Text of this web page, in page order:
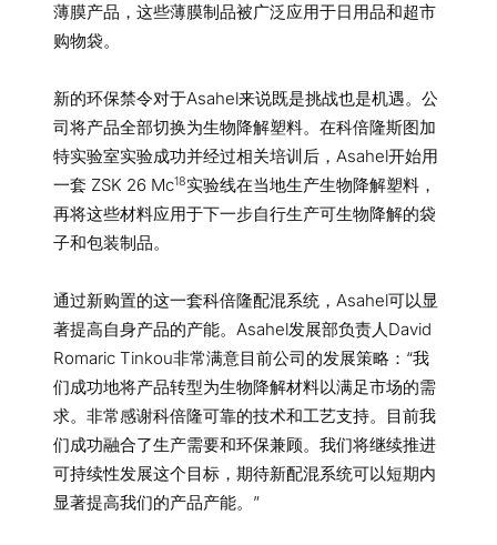
薄膜产品，这些薄膜制品被广泛应用于日用品和超市
购物袋。
新的环保禁令对于Asahel来说既是挑战也是机遇。公
司将产品全部切换为生物降解塑料。在科倍隆斯图加
特实验室实验成功并经过相关培训后，Asahel开始用
一套 ZSK 26 Mc18实验线在当地生产生物降解塑料，
再将这些材料应用于下一步自行生产可生物降解的袋
子和包装制品。
通过新购置的这一套科倍隆配混系统，Asahel可以显
著提高自身产品的产能。Asahel发展部负责人David
Romaric Tinkou非常满意目前公司的发展策略：“我
们成功地将产品转型为生物降解材料以满足市场的需
求。非常感谢科倍隆可靠的技术和工艺支持。目前我
们成功融合了生产需要和环保兼顾。我们将继续推进
可持续性发展这个目标，期待新配混系统可以短期内
显著提高我们的产品产能。”